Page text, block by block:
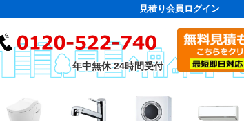
見積り会員ログイン
年中無休 24時間受付